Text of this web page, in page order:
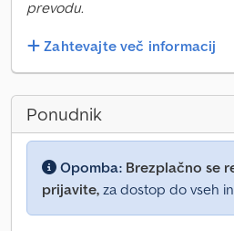
prevodu.
Zahtevajte več informacij
Ponudnik
Opomba: Brezplačno se
prijavite, za dostop do vseh